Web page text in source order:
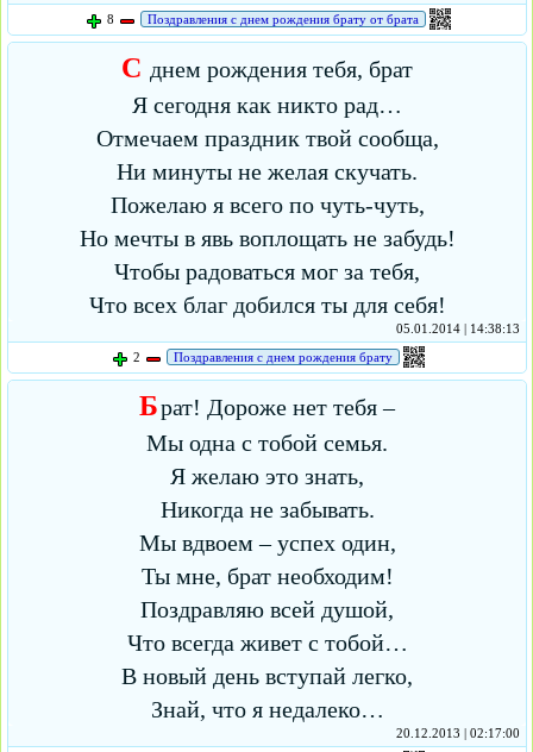
8
Поздравления с днем рождения брату от брата
С днем рождения тебя, брат
Я сегодня как никто рад…
Отмечаем праздник твой сообща,
Ни минуты не желая скучать.
Пожелаю я всего по чуть-чуть,
Но мечты в явь воплощать не забудь!
Чтобы радоваться мог за тебя,
Что всех благ добился ты для себя!
05.01.2014 | 14:38:13
2
Поздравления с днем рождения брату
Брат! Дороже нет тебя –
Мы одна с тобой семья.
Я желаю это знать,
Никогда не забывать.
Мы вдвоем – успех один,
Ты мне, брат необходим!
Поздравляю всей душой,
Что всегда живет с тобой…
В новый день вступай легко,
Знай, что я недалеко…
20.12.2013 | 02:17:00